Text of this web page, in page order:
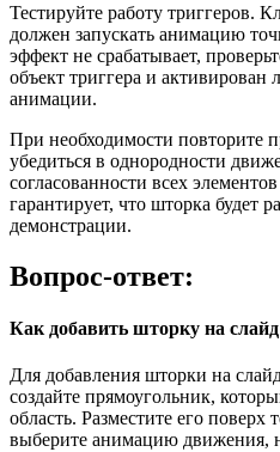
Тестируйте работу триггеров.
должен запускать анимацию
эффект не срабатывает,
объект триггера и
анимации.
При необходимости повторите
убедиться в однородности
согласованности всех
гарантирует, что шторка будет
демонстрации.
Вопрос-ответ:
Как добавить шторку на
Для добавления шторки на
создайте прямоугольник,
область. Разместите его поверх
выберите анимацию движения,